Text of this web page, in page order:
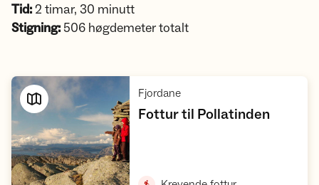
Tid:2 timar, 30 minutt
Stigning: 506 høgdemeter totalt
Fjordane,
Fottur til Pollatinden,